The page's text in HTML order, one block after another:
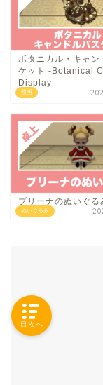
照明
ボタニカル・キャン
ケット -Botanical
Display-
ぬいぐるみ
ブリーナのぬいぐる
目次へ